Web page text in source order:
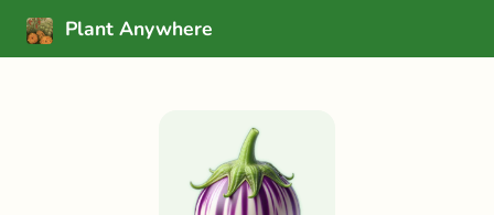
Plant Anywhere